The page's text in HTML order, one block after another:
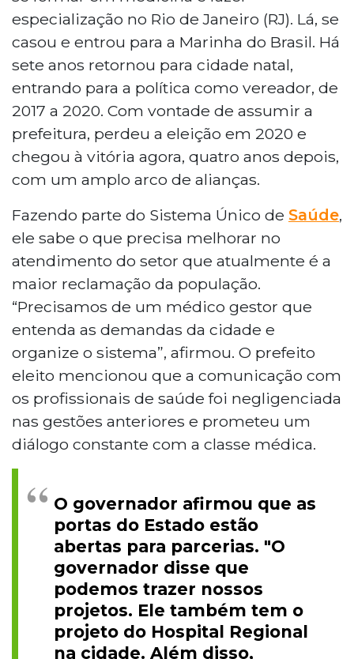
especialização no Rio de Janeiro (RJ). Lá, se
casou e entrou para a Marinha do Brasil. Há
sete anos retornou para cidade natal,
entrando para a política como vereador, de
2017 a 2020. Com vontade de assumir a
prefeitura, perdeu a eleição em 2020 e
chegou à vitória agora, quatro anos depois,
com um amplo arco de alianças.
Fazendo parte do Sistema Único de Saúde,
ele sabe o que precisa melhorar no
atendimento do setor que atualmente é a
maior reclamação da população.
“Precisamos de um médico gestor que
entenda as demandas da cidade e
organize o sistema”, afirmou. O prefeito
eleito mencionou que a comunicação com
os profissionais de saúde foi negligenciada
nas gestões anteriores e prometeu um
diálogo constante com a classe médica.
O governador afirmou que as
portas do Estado estão
abertas para parcerias. "O
governador disse que
podemos trazer nossos
projetos. Ele também tem o
projeto do Hospital Regional
na cidade. Além disso,